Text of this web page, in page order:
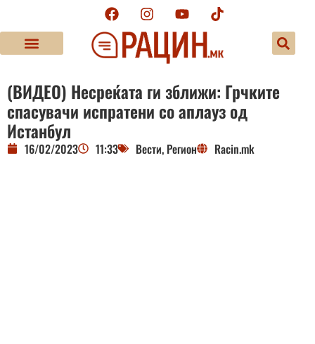
(ВИДЕО) Несреќата ги зближи: Грчките
спасувачи испратени со аплауз од
Истанбул
16/02/2023 11:33 Вести, Регион Racin.mk